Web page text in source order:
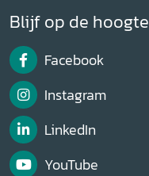
Blijf op de hoogte
Facebook
Instagram
LinkedIn
YouTube